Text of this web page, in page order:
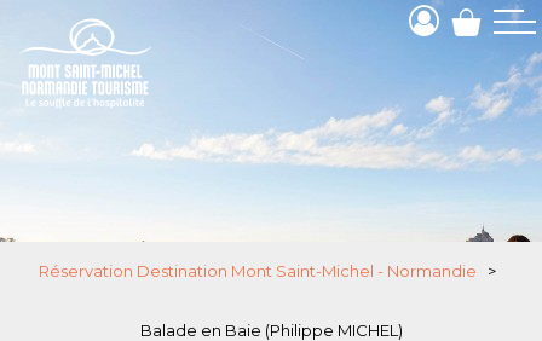
Réservation Destination Mont Saint-Michel - Normandie >
Balade en Baie (Philippe MICHEL)